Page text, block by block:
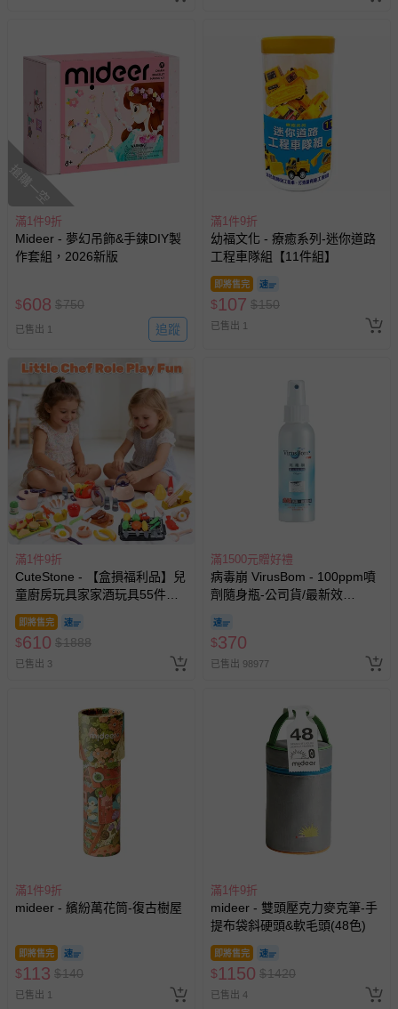
搶購一空
滿1件9折
Mideer - 夢幻吊飾&手鍊DIY製
作套組，2026新版
$608 $750
已售出 1 追蹤
滿1件9折
幼福文化 - 療癒系列-迷你道路
工程車隊組【11件組】
即將售完
$107 $150
已售出 1
滿1件9折
CuteStone - 【盒損福利品】兒
童廚房玩具家家酒玩具55件組
(仿真廚具/BBQ烤肉架/切切樂/
生日禮物/兒童節/交換禮物)
即將售完
$610 $1888
已售出 3
滿1500元贈好禮
病毒崩 VirusBom - 100ppm噴
劑隨身瓶-公司貨/最新效
$370
已售出 98977
滿1件9折
mideer - 繽紛萬花筒-復古樹屋
即將售完
$113 $140
已售出 1
滿1件9折
mideer - 雙頭壓克力麥克筆-手
提布袋斜硬頭&軟毛頭(48色)
即將售完
$1150 $1420
已售出 4